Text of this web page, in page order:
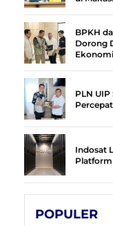
BPKH
Dorong
PLN
Indosat
POPULER